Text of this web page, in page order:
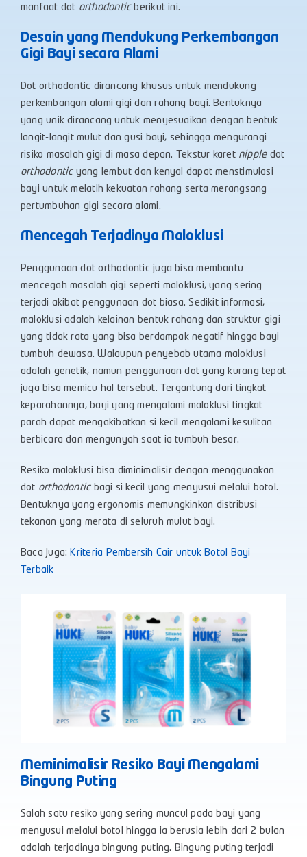
manfaat dot orthodonticberikut ini.
Desain yang Mendukung Perkembangan
Gigi Bayi secara Alami
Dot orthodontic dirancang khusus untuk mendukung
perkembangan alami gigi dan rahang bayi. Bentuknya
yang unik dirancang untuk menyesuaikan dengan bentuk
langit-langit mulut dan gusi bayi, sehingga mengurangi
risiko masalah gigi di masa depan. Tekstur karet nippledot
orthodonticyang lembut dan kenyal dapat menstimulasi
bayi untuk melatih kekuatan rahang serta merangsang
pertumbuhan gigi secara alami.
Mencegah Terjadinya Maloklusi
Penggunaan dot orthodontic juga bisa membantu
mencegah masalah gigi seperti maloklusi, yang sering
terjadi akibat penggunaan dot biasa. Sedikit informasi,
maloklusi adalah kelainan bentuk rahang dan struktur gigi
yang tidak rata yang bisa berdampak negatif hingga bayi
tumbuh dewasa. Walaupun penyebab utama maloklusi
adalah genetik, namun penggunaan dot yang kurang tepat
juga bisa memicu hal tersebut. Tergantung dari tingkat
keparahannya, bayi yang mengalami maloklusi tingkat
parah dapat mengakibatkan si kecil mengalami kesulitan
berbicara dan mengunyah saat ia tumbuh besar.
Resiko maloklusi bisa diminimalisir dengan menggunakan
dot orthodontic bagi si kecil yang menyusui melalui botol.
Bentuknya yang ergonomis memungkinkan distribusi
tekanan yang merata di seluruh mulut bayi.
Baca Juga:Kriteria Pembersih Cair untuk Botol Bayi
Terbaik
Meminimalisir Resiko Bayi Mengalami
Bingung Puting
Salah satu resiko yang sering muncul pada bayi yang
menyusui melalui botol hingga ia berusia lebih dari 2 bulan
adalah terjadinya bingung puting. Bingung puting terjadi